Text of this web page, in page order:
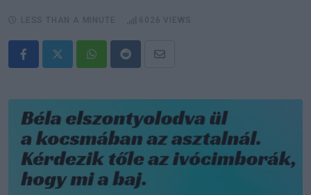
WhatsappRedditShare
Email